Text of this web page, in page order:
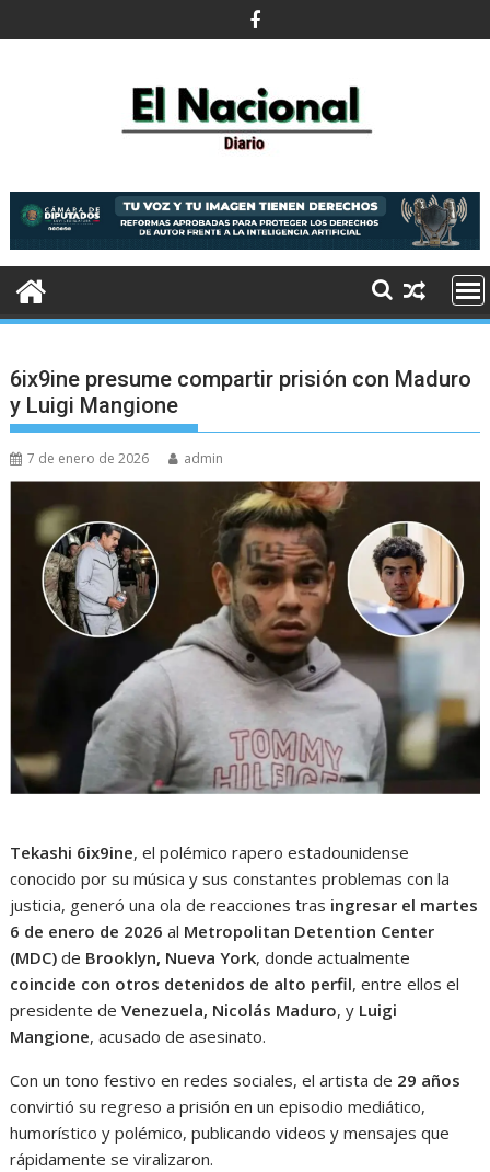
al
6ix9ine presume compartir prisión con Maduro
y Luigi Mangione
7 de enero de 2026 admin
Tekashi 6ix9ine, el polémico rapero estadounidense
conocido por su música y sus constantes problemas con la
justicia, generó una ola de reacciones tras ingresar el martes
6 de enero de 2026 al Metropolitan Detention Center
(MDC) de Brooklyn, Nueva York, donde actualmente
coincide con otros detenidos de alto perfil, entre ellos el
presidente deVenezuela, Nicolás Maduro, y Luigi
Mangione, acusado de asesinato.
Con un tono festivo en redes sociales, el artista de 29 años
convirtió su regreso a prisión en un episodio mediático,
humorístico y polémico, publicando videos y mensajes que
rápidamente se viralizaron.